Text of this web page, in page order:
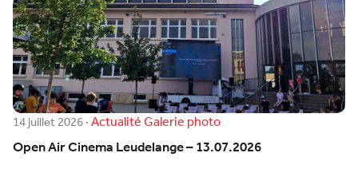
14 juillet 2026·ActualitéGalerie photo
Open Air Cinema Leudelange – 13.07.2026